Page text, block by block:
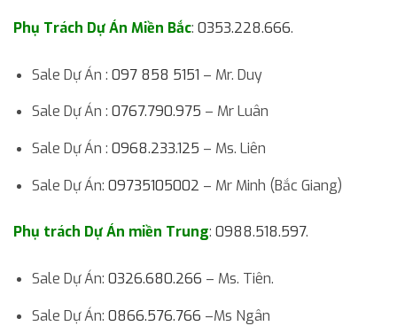
Phụ Trách Dự Án Miền Bắc: 0353.228.666.
Sale Dự Án : 097 858 5151 – Mr. Duy
Sale Dự Án : 0767.790.975 – Mr Luân
Sale Dự Án : 0968.233.125 – Ms. Liên
Sale Dự Án: 09735105002 – Mr Minh (Bắc Giang)
Phụ trách Dự Án miền Trung: 0988.518.597.
Sale Dự Án: 0326.680.266 – Ms. Tiên.
Sale Dự Án: 0866.576.766 –Ms Ngân